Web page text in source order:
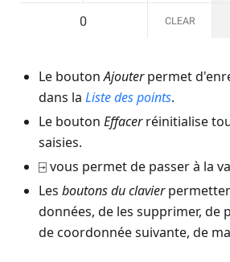
Le boutonAjouterpermet
dans la Liste des points.
Le bouton Effacerréinitialise
saisies.
⍈ vous permet de passer à la
Les boutons du clavier
données, de les supprimer, de
de coordonnée suivante, de